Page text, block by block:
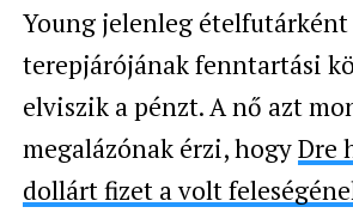
Young jelenleg
terepjárójának fenntartási
elviszik a pénzt. A nő azt
megalázónak érzi, hogyDre
dollárt fizet a volt